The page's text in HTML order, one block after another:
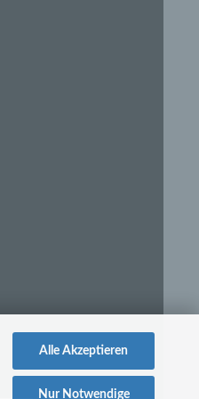
Alle Akzeptieren
Nur Notwendige